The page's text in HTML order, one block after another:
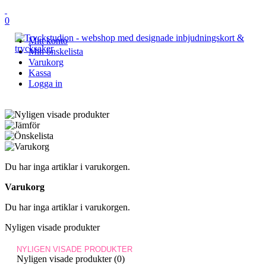
0
Mitt konto
Min önskelista
Varukorg
Kassa
Logga in
Du har inga artiklar i varukorgen.
Varukorg
Du har inga artiklar i varukorgen.
Nyligen visade produkter
NYLIGEN VISADE PRODUKTER
Nyligen visade produkter (0)